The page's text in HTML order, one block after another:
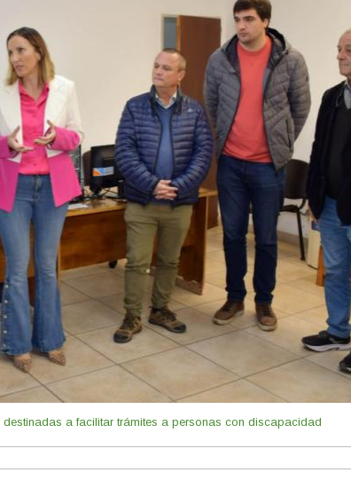
a facilitar trámites a personas con discapacidad